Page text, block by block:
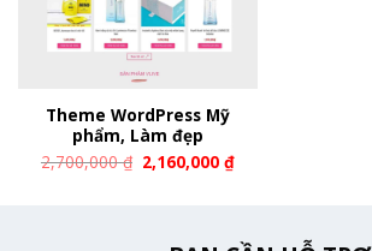
Theme WordPress Mỹ
phẩm, Làm đẹp
2,700,000₫ 2,160,000₫